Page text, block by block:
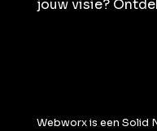
jouw visie?
Webworx is een Solid